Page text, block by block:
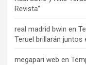
Revista”
real madrid bwin en
Teruel brillarán juntos
megapari web en